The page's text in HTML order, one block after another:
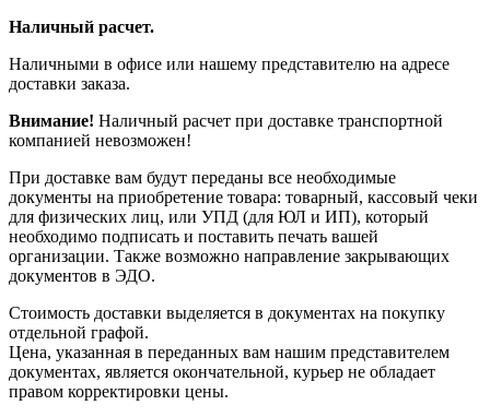
Наличный расчет.
Наличными в офисе или нашему представителю на адресе
доставки заказа.
Внимание! Наличный расчет при доставке транспортной
компанией невозможен!
При доставке вам будут переданы все необходимые
документы на приобретение товара: товарный, кассовый чеки
для физических лиц, или УПД (для ЮЛ и ИП), который
необходимо подписать и поставить печать вашей
организации. Также возможно направление закрывающих
документов в ЭДО.
Стоимость доставки выделяется в документах на покупку
отдельной графой.
Цена, указанная в переданных вам нашим представителем
документах, является окончательной, курьер не обладает
правом корректировки цены.